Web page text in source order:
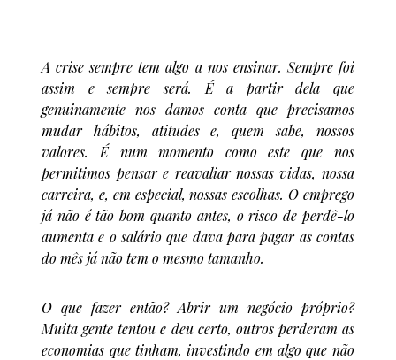
A crise sempre tem algo a nos ensinar. Sempre foi
assim e sempre será. É a partir dela que
genuinamente nos damos conta que precisamos
mudar hábitos, atitudes e, quem sabe, nossos
valores. É num momento como este que nos
permitimos pensar e reavaliar nossas vidas, nossa
carreira, e, em especial, nossas escolhas. O emprego
já não é tão bom quanto antes, o risco de perdê-lo
aumenta e o salário que dava para pagar as contas
do mês já não tem o mesmo tamanho.
O que fazer então? Abrir um negócio próprio?
Muita gente tentou e deu certo, outros perderam as
economias que tinham, investindo em algo que não